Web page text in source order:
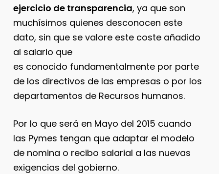
ejercicio de transparencia, ya que son
muchísimos quienes desconocen este
dato, sin que se valore este coste añadido
al salario que
es conocido fundamentalmente por parte
de los directivos de las empresas o por los
departamentos de Recursos humanos.
Por lo que será en Mayo del 2015 cuando
las Pymes tengan que adaptar el modelo
de nomina o recibo salarial a las nuevas
exigencias del gobierno.